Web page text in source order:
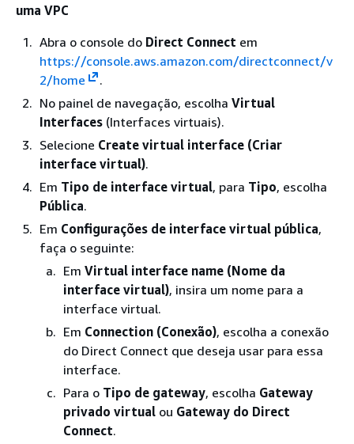
uma VPC
Abra o console do Direct Connect em
https://console.aws.amazon.com/directconnect/v
2/home
.
No painel de navegação, escolha Virtual
Interfaces (Interfaces virtuais).
Selecione Create virtual interface (Criar
interface virtual).
Em Tipo de interface virtual, para Tipo, escolha
Pública.
Em Configurações de interface virtual pública,
faça o seguinte:
Em Virtual interface name (Nome da
interface virtual), insira um nome para a
interface virtual.
Em Connection (Conexão), escolha a conexão
do Direct Connect que deseja usar para essa
interface.
Para o Tipo de gateway, escolha Gateway
privado virtual ou Gateway do Direct
Connect.